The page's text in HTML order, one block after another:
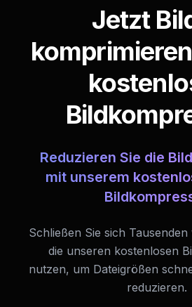
Jetzt
Reduzieren Sie die
mit unserem
Schließen Sie sich
die unseren kostenlosen
nutzen, um Dateigrößen
reduzieren.